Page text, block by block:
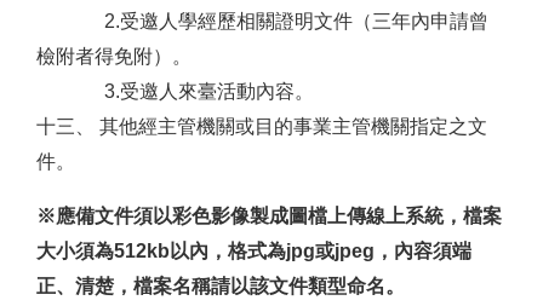
2.受邀人學經歷相關證明文件（三年內申請曾
檢附者得免附）。
3.受邀人來臺活動內容。
十三、 其他經主管機關或目的事業主管機關指定之文
件。
※應備文件須以彩色影像製成圖檔上傳線上系統，檔案
大小須為512kb以內，格式為jpg或jpeg，內容須端
正、清楚，檔案名稱請以該文件類型命名。